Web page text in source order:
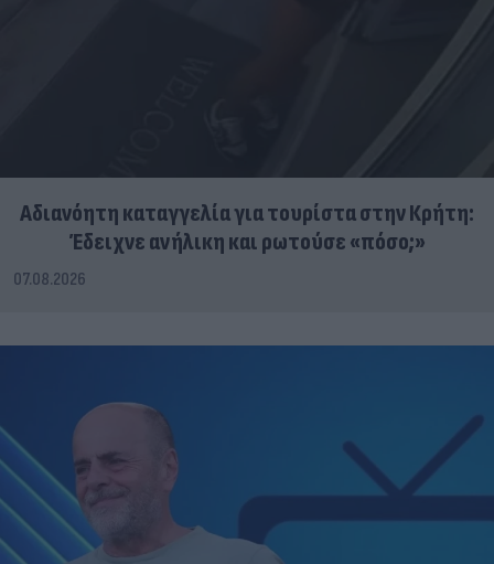
Αδιανόητη καταγγελία για τουρίστα στην Κρήτη:
Έδειχνε ανήλικη και ρωτούσε «πόσο;»
07.08.2026